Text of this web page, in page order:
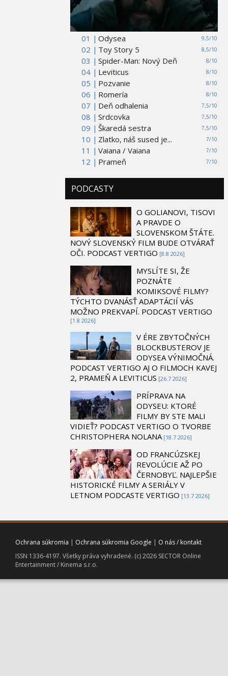
01 | 9,5/10
Odysea
02 |
8,5/10
Toy Story 5
03 |
8/10
Spider-Man: Nový Deň
04 |
8/10
Leviticus
05 |
8/10
Pozvanie
06 |
8/10
Romería
07 |
7,5/10
Deň odhalenia
08 |
7,5/10
Srdcovka
09 |
7,5/10
Škaredá sestra
10 |
7/10
Zlatko, náš sused je...
11 |
7/10
Vaiana / Vaiana
12 |
7/10
Prameň
PODCASTY
O GOLIANOVI, TISOVI
A PRAVDE O
SLOVENSKOM ŠTÁTE.
NOVÝ SLOVENSKÝ FILM BUDE OTVÁRAŤ
OČI. PODCAST VERTIGO [8.8 2026]
MYSLÍTE SI, ŽE
POZNÁTE
KOMIKSOVÉ FILMY?
TÝCHTO DVANÁSŤ ADAPTÁCIÍ VÁS
MOŽNO PREKVAPÍ. PODCAST VERTIGO
[1.8 2026]
V ÉRE ZBYTOČNÝCH
BLOCKBUSTEROV JE
ODYSEA VÝNIMOČNÁ.
PODCAST VERTIGO AJ O FILMOCH KAVEJ
2, PRAMEŇ A LEVITICUS [26.7 2026]
PRÍPRAVA NA
ODYSEU: KTORÉ
FILMY BY STE MALI
VIDIEŤ? PODCAST VERTIGO O TVORBE
CHRISTOPHERA NOLANA [18.7 2026]
OD FRANCÚZSKEJ
REVOLÚCIE AŽ PO
ČERNOBYĽ. NAJLEPŠIE
HISTORICKÉ FILMY A SERIÁLY V
LETNOM PODCASTE VERTIGO [13.7 2026]
Ochrana súkromia | Ochrana súkromia Google | O nás / kontakt
ISSN 1336-4197. Všetky práva vyhradené. (c) 2026 SECTOR Online
Entertainment / Kinema s.r.o.